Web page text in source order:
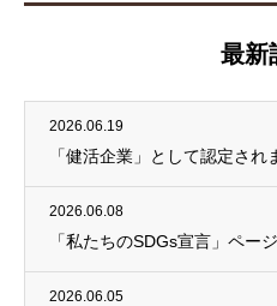
最新
2026.06.19
「健活企業」として認定され
2026.06.08
「私たちのSDGs宣言」ペー
2026.06.05